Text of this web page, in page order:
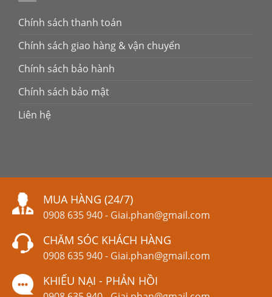
Chính sách thanh toán
Chính sách giao hàng & vận chuyển
Chính sách bảo hành
Chính sách bảo mật
Liên hệ
MUA HÀNG (24/7)
0908 635 940- Giai.phan@gmail.com
CHĂM SÓC KHÁCH HÀNG
0908 635 940- Giai.phan@gmail.com
KHIẾU NẠI - PHẢN HỒI